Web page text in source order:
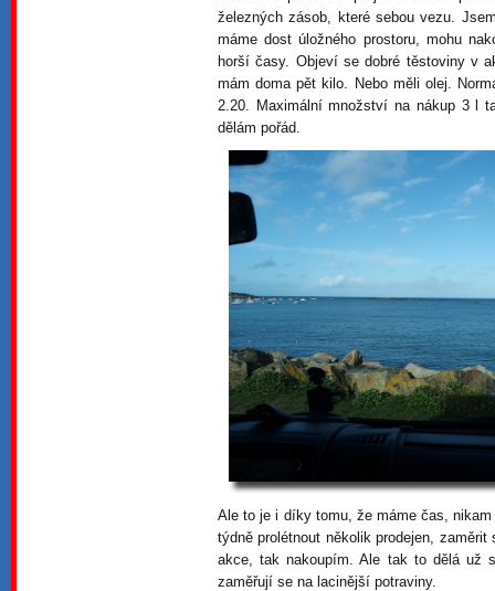
železných zásob, které sebou vezu.
máme dost úložného prostoru, mohu
horší časy. Objeví se dobré těstoviny v
mám doma pět kilo. Nebo měli olej.
2.20. Maximální množství na nákup 3 l
dělám pořád.
Ale to je i díky tomu, že máme čas,
týdně prolétnout několik prodejen,
akce, tak nakoupím. Ale tak to dělá už
zaměřují se na lacinější potraviny.